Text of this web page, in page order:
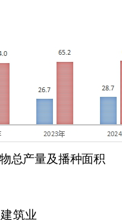
总产量及播种面积
筑业